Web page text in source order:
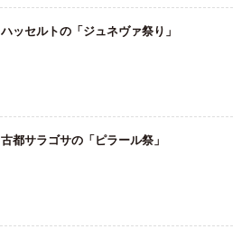
ハッセルトの「ジュネヴァ祭り」
古都サラゴサの「ピラール祭」